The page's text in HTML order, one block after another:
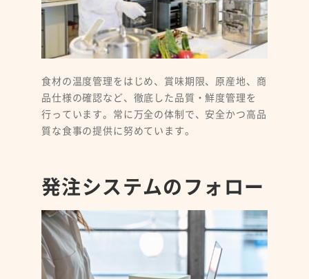
食材の温度管理をはじめ、賞味期限、原産地、商
品仕様の確認など、徹底した品質・鮮度管理を
行っています。常に万全の体制で、安全かつ高品
質な食事の提供に努めています。
発注システムのフォロー